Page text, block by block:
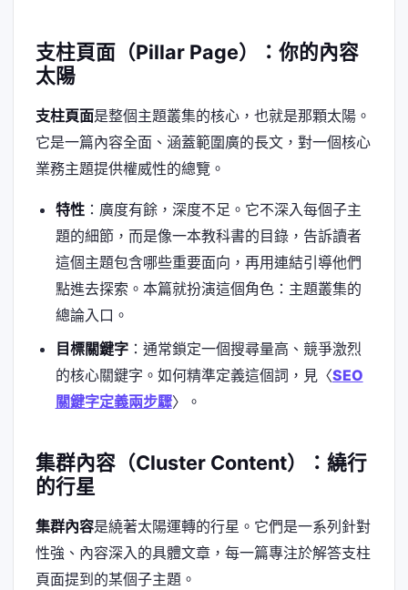
支柱頁面（Pillar Page）：你的內容
太陽
支柱頁面是整個主題叢集的核心，也就是那顆太陽。
它是一篇內容全面、涵蓋範圍廣的長文，對一個核心
業務主題提供權威性的總覽。
特性：廣度有餘，深度不足。它不深入每個子主
題的細節，而是像一本教科書的目錄，告訴讀者
這個主題包含哪些重要面向，再用連結引導他們
點進去探索。本篇就扮演這個角色：主題叢集的
總論入口。
目標關鍵字：通常鎖定一個搜尋量高、競爭激烈
的核心關鍵字。如何精準定義這個詞，見〈SEO
關鍵字定義兩步驟〉。
集群內容（Cluster Content）：繞行
的行星
集群內容是繞著太陽運轉的行星。它們是一系列針對
性強、內容深入的具體文章，每一篇專注於解答支柱
頁面提到的某個子主題。